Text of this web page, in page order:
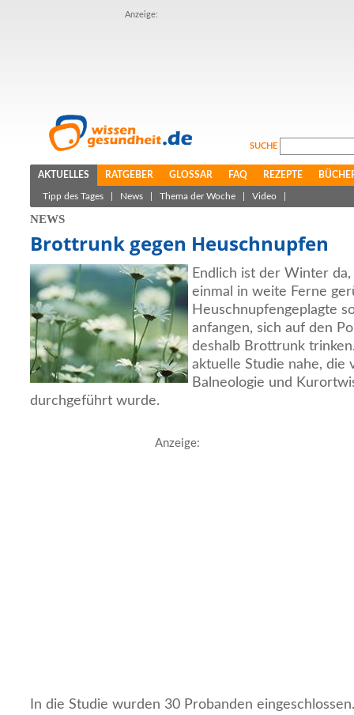
Anzeige:
SUCHE
AKTUELLES RATGEBER GLOSSAR FAQ REZEPTE
Tipp des Tages News Thema der Woche Video
NEWS
Brottrunk gegen Heuschnupfen
Endlich ist der Winter
einmal in weite Ferne
Heuschnupfengeplagte
anfangen, sich auf den
deshalb Brottrunk
aktuelle Studie nahe, die
Balneologie und
durchgeführt wurde.
Anzeige:
In die Studie wurden 30 Probanden